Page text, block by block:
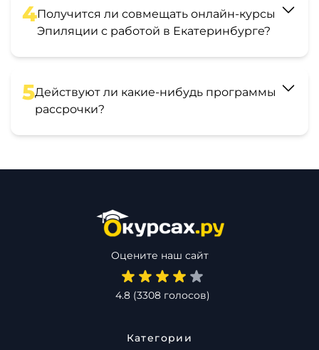
4Получится ли совмещать онлайн-курсы
Эпиляции с работой в Екатеринбурге?
5Действуют ли какие-нибудь программы
рассрочки?
Оцените наш сайт
4.8(3308голосов)
Категории